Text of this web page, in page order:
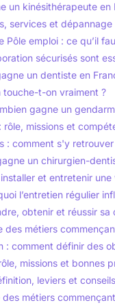
un kinésithérapeute en
services et dépannage
Pôle emploi : ce qu’il
sécurisés sont
un dentiste en
t-on vraiment ?
gagne un
missions et
: comment s'y
un chirurgien-
et entretenir
l’entretien régulier
obtenir et réussir sa
des métiers
: comment définir des
missions et bonnes
leviers et
métiers